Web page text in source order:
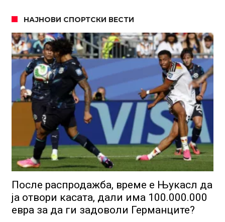
НАЈНОВИ СПОРТСКИ ВЕСТИ
После распродажба, време е Њукасл да
ја отвори касата, дали има 100.000.000
евра за да ги задоволи Германците?